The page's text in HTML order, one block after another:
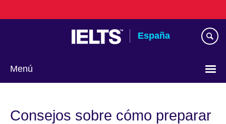
to
España
Menú
Consejos sobre cómo preparar